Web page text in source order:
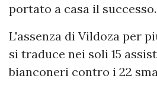
portato a casa il successo.
L'assenza di Vildoza per
si traduce nei soli 15
bianconeri contro i 22